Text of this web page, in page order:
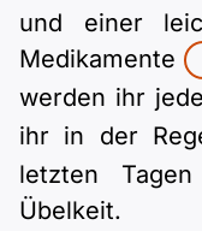
B1 Pflege
Schulen &
Lebenslauf
und einer
Medikamente
werden ihr
ihr in der
letzten
Übelkeit.